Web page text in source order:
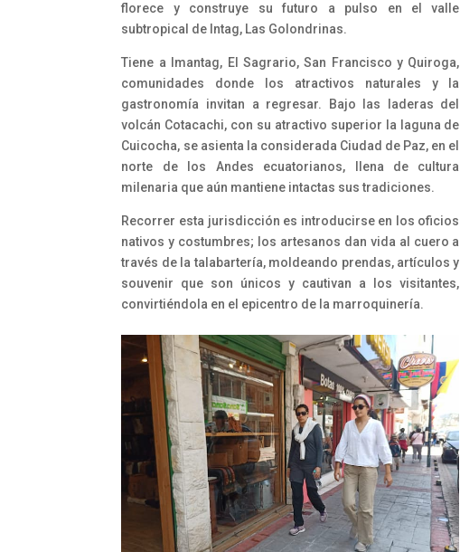
florece y construye su futuro a pulso en el valle
subtropical de Intag, Las Golondrinas.
Tiene a Imantag, El Sagrario, San Francisco y Quiroga,
comunidades donde los atractivos naturales y la
gastronomía invitan a regresar. Bajo las laderas del
volcán Cotacachi, con su atractivo superior la laguna de
Cuicocha, se asienta la considerada Ciudad de Paz, en el
norte de los Andes ecuatorianos, llena de cultura
milenaria que aún mantiene intactas sus tradiciones.
Recorrer esta jurisdicción es introducirse en los oficios
nativos y costumbres; los artesanos dan vida al cuero a
través de la talabartería, moldeando prendas, artículos y
souvenir que son únicos y cautivan a los visitantes,
convirtiéndola en el epicentro de la marroquinería.